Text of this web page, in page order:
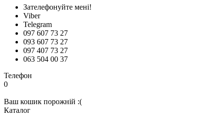
Зателефонуйте мені!
Viber
Telegram
097 607 73 27
093 607 73 27
097 407 73 27
063 504 00 37
Телефон
0
Ваш кошик порожній :(
Каталог